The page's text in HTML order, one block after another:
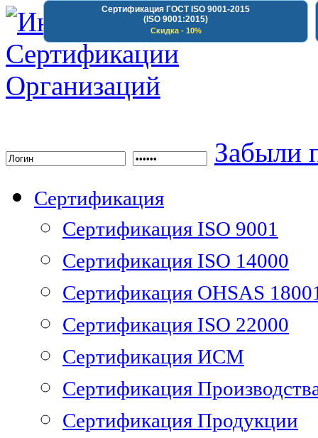
Сертификация ГОСТ ISO 9001-2015
(ISO 9001:2015)
Скидка - 10%
Забыли
Сертификация
Сертификация ISO 9001
Сертификация ISO 14000
Сертификация OHSAS
Сертификация ISO 22000
Сертификация ИСМ
Сертификация
Сертификация Продукции